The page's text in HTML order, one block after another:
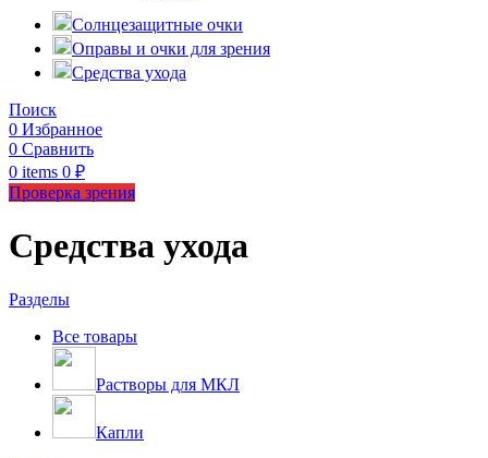
Солнцезащитные очки
Оправы и очки для зрения
Средства ухода
Поиск
0 Избранное
0 Сравнить
0 items 0 ₽
Проверка зрения
Средства ухода
Разделы
Все товары
Растворы для МКЛ
Капли